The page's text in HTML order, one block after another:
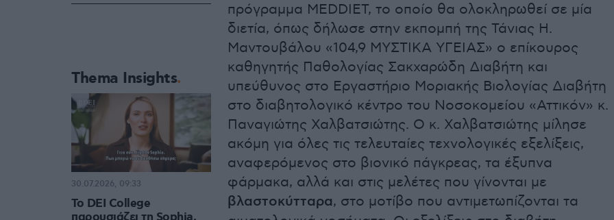
πρόγραμμα MEDDIET, το οποίο θα ολοκληρωθεί σε μία
διετία, όπως δήλωσε στην εκπομπή της Τάνιας Η.
Μαντουβάλου «104,9 ΜΥΣΤΙΚΑ ΥΓΕΙΑΣ» ο επίκουρος
καθηγητής Παθολογίας Σακχαρώδη Διαβήτη και
υπεύθυνος στο Εργαστήριο Μοριακής Βιολογίας Διαβήτη
στο διαβητολογικό κέντρο του Νοσοκομείου «Αττικόν» κ.
Παναγιώτης Χαλβατσιώτης. Ο κ. Χαλβατσιώτης μίλησε
ακόμη για όλες τις τελευταίες τεχνολογικές εξελίξεις,
αναφερόμενος στο βιονικό πάγκρεας, τα έξυπνα
φάρμακα, αλλά και στις μελέτες που γίνονται με
βλαστοκύτταρα, στο μοτίβο που αντιμετωπίζονται τα
Thema Insights
Το DEI College
30.07.2026, 09:33